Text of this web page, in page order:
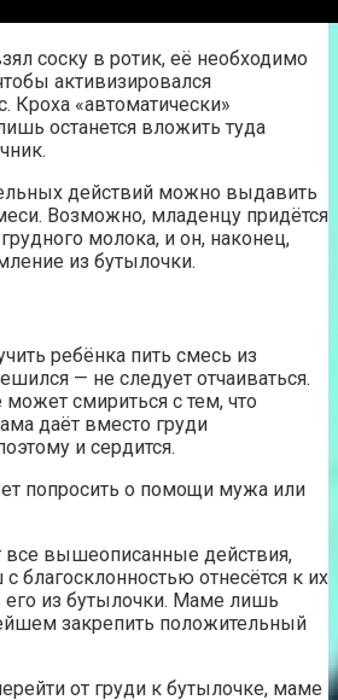
соску в ротик, её необходимо
активизировался
Кроха «автоматически»
останется вложить туда
действий можно выдавить
Возможно, младенцу придётся
молока, и он, наконец,
из бутылочки.
ребёнка пить смесь из
— не следует отчаиваться.
смириться с тем, что
даёт вместо груди
и сердится.
попросить о помощи мужа или
все вышеописанные действия,
благосклонностью отнесётся к их
из бутылочки. Маме лишь
закрепить положительный
от груди к бутылочке, маме